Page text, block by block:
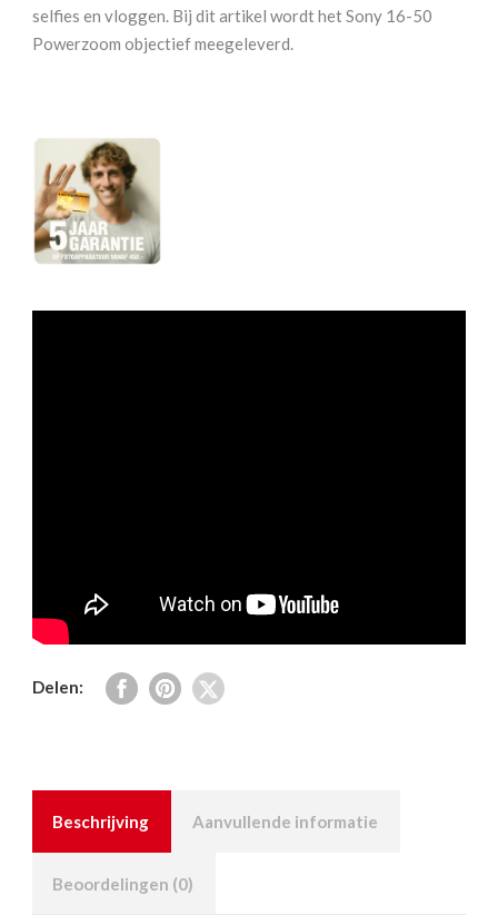
selfies en vloggen. Bij dit artikel wordt het Sony 16-50
Powerzoom objectief meegeleverd.
Delen:
Beschrijving Aanvullende informatie
Beoordelingen (0)